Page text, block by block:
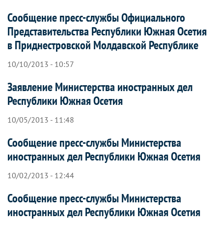
Сообщение пресс-службы Официального
Представительства Республики Южная Осетия
в Приднестровской Молдавской Республике
10/10/2013 - 10:57
Заявление Министерства иностранных дел
Республики Южная Осетия
10/05/2013 - 11:48
Сообщение пресс-службы Министерства
иностранных дел Республики Южная Осетия
10/02/2013 - 12:44
Сообщение пресс-службы Министерства
иностранных дел Республики Южная Осетия